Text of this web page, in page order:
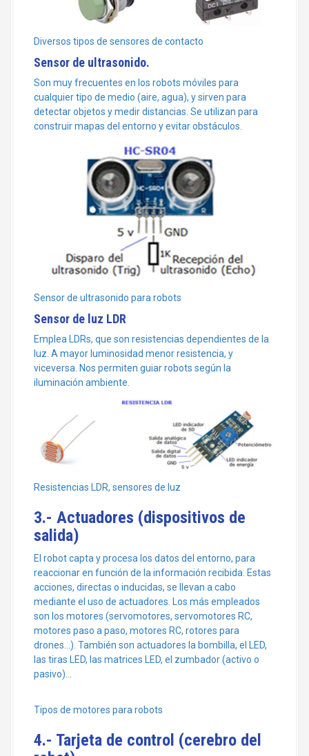
Diversos tipos de sensores de contacto
Sensor de ultrasonido.
Son muy frecuentes en los robots móviles para
cualquier tipo de medio (aire, agua), y sirven para
detectar objetos y medir distancias. Se utilizan para
construir mapas del entorno y evitar obstáculos.
Sensor de ultrasonido para robots
Sensor de luz LDR
Emplea LDRs, que son resistencias dependientes de la
luz. A mayor luminosidad menor resistencia, y
viceversa. Nos permiten guiar robots según la
iluminación ambiente.
Resistencias LDR, sensores de luz
3.- Actuadores (dispositivos de
salida)
El robot capta y procesa los datos del entorno, para
reaccionar en función de la información recibida. Estas
acciones, directas o inducidas, se llevan a cabo
mediante el uso de actuadores. Los más empleados
son los motores (servomotores, servomotores RC,
motores paso a paso, motores RC, rotores para
drones…). También son actuadores la bombilla, el LED,
las tiras LED, las matrices LED, el zumbador (activo o
pasivo)…
Tipos de motores para robots
4.- Tarjeta de control (cerebro del